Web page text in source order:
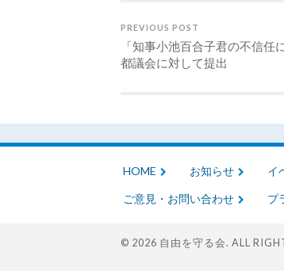
PREVIOUS POST
「知事小池百合子君の不信任
都議会に対して提出
HOME お知らせ イ
ご意見・お問い合わせ プ
© 2026 自由を守る会. ALL